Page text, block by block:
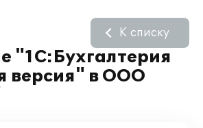
"1С:Бухгалтерия
версия" в ООО
К списку